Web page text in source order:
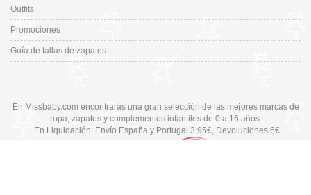
Outfits
Promociones
Guía de tallas de zapatos
En Missbaby.com encontrarás una gran selección de las mejores marcas de
ropa, zapatos y complementos infantiles de 0 a 16 años.
En Liquidación: Envío España y Portugal 3,95€, Devoluciones 6€